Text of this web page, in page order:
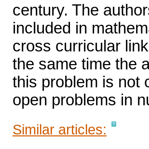
century. The
included in
cross curricular
the same time the
this problem is not
open problems in
Similar articles: